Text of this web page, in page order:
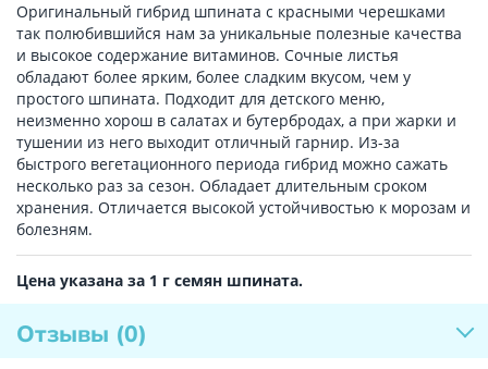
Оригинальный гибрид шпината с красными черешками
так полюбившийся нам за уникальные полезные качества
и высокое содержание витаминов. Сочные листья
обладают более ярким, более сладким вкусом, чем у
простого шпината. Подходит для детского меню,
неизменно хорош в салатах и бутербродах, а при жарки и
тушении из него выходит отличный гарнир. Из-за
быстрого вегетационного периода гибрид можно сажать
несколько раз за сезон. Обладает длительным сроком
хранения. Отличается высокой устойчивостью к морозам и
болезням.
Цена указана за 1 г семян шпината.
Отзывы (0)